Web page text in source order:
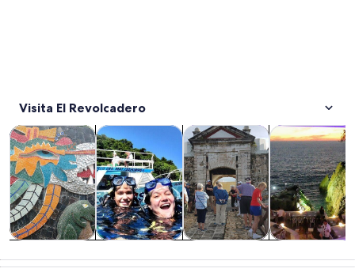
Visita El Revolcadero
excursiones de
Tours y excursiones de un díaSe abrirá en una nueva pestaña
acuáticas
Actividades acuáticasSe abrirá en una nueva
historia
Cultura e historiaSe abrirá en
bebidas y vida
Alimentos,